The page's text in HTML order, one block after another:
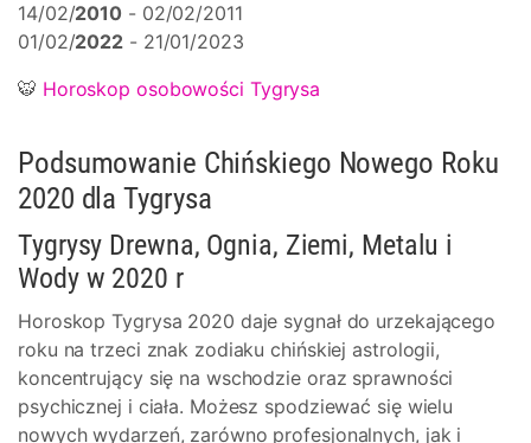
14/02/2010 - 02/02/2011
01/02/2022 - 21/01/2023
🐯 Horoskop osobowości Tygrysa
Podsumowanie Chińskiego Nowego Roku
2020 dla Tygrysa
Tygrysy Drewna, Ognia, Ziemi, Metalu i
Wody w 2020 r
Horoskop Tygrysa 2020 daje sygnał do urzekającego
roku na trzeci znak zodiaku chińskiej astrologii,
koncentrujący się na wschodzie oraz sprawności
psychicznej i ciała. Możesz spodziewać się wielu
nowych wydarzeń, zarówno profesjonalnych, jak i